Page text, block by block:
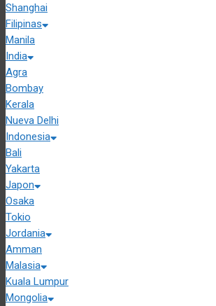
Shanghai
Filipinas
Manila
India
Agra
Bombay
Kerala
Nueva Delhi
Indonesia
Bali
Yakarta
Japon
Osaka
Tokio
Jordania
Amman
Malasia
Kuala Lumpur
Mongolia